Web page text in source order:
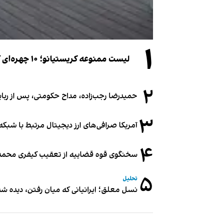
۱ لیست ممنوعه کریستیانو؛ ۱۰ چهره‌ای که در مراسم عروسی رونالدو و جورجینا جایی ندارند
۲ حمیدرضا رجب‌زاده، مداح حکومتی، پس از
۳آمریکا صرافی‌های ارز دیجیتال مرتبط با
۴ سخنگوی قوه قضاییه از تعقیب کیفری
۵ تحلیل
نسل معلق؛ ایرانیانی که میان رفتن، دیده